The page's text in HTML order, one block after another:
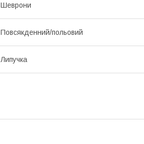
Шеврони
Повсякденний/польовий
Липучка